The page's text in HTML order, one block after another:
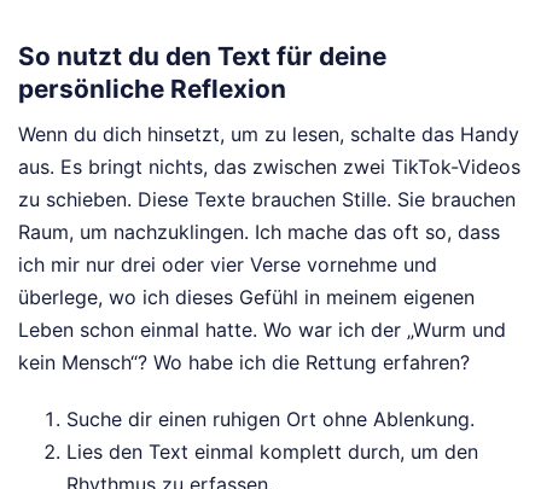
So nutzt du den Text für deine
persönliche Reflexion
Wenn du dich hinsetzt, um zu lesen, schalte das Handy
aus. Es bringt nichts, das zwischen zwei TikTok-Videos
zu schieben. Diese Texte brauchen Stille. Sie brauchen
Raum, um nachzuklingen. Ich mache das oft so, dass
ich mir nur drei oder vier Verse vornehme und
überlege, wo ich dieses Gefühl in meinem eigenen
Leben schon einmal hatte. Wo war ich der „Wurm und
kein Mensch“? Wo habe ich die Rettung erfahren?
Suche dir einen ruhigen Ort ohne Ablenkung.
Lies den Text einmal komplett durch, um den
Rhythmus zu erfassen.